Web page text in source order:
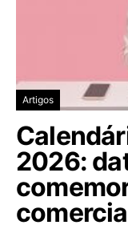
Artigos
2026: